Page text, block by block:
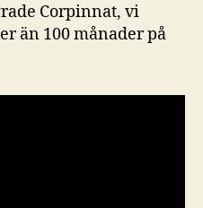
Corpinnat, vi
än 100 månader på